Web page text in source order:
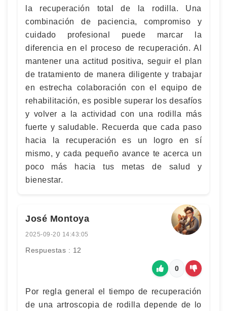
la recuperación total de la rodilla. Una
combinación de paciencia, compromiso y
cuidado profesional puede marcar la
diferencia en el proceso de recuperación. Al
mantener una actitud positiva, seguir el plan
de tratamiento de manera diligente y trabajar
en estrecha colaboración con el equipo de
rehabilitación, es posible superar los desafíos
y volver a la actividad con una rodilla más
fuerte y saludable. Recuerda que cada paso
hacia la recuperación es un logro en sí
mismo, y cada pequeño avance te acerca un
poco más hacia tus metas de salud y
bienestar.
José Montoya
2025-09-20 14:43:05
Respuestas : 12
0
Por regla general el tiempo de recuperación
de una artroscopia de rodilla depende de lo